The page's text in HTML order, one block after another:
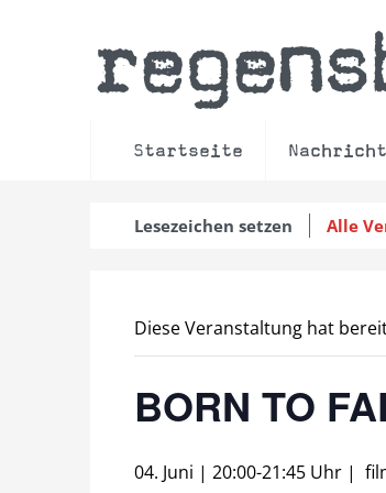
Startseite
Lesezeichen setzen Alle
Diese Veranstaltung hat
BORN TO
04. Juni | 20:00-21:45 Uhr |